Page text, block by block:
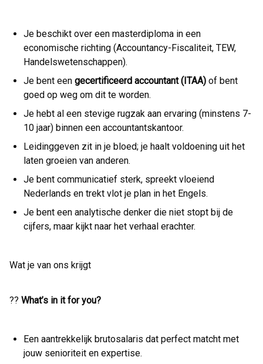
Je beschikt over een masterdiploma in een
economische richting (Accountancy-Fiscaliteit, TEW,
Handelswetenschappen).
Je bent een gecertificeerd accountant (ITAA) of bent
goed op weg om dit te worden.
Je hebt al een stevige rugzak aan ervaring (minstens 7-
10 jaar) binnen een accountantskantoor.
Leidinggeven zit in je bloed; je haalt voldoening uit het
laten groeien van anderen.
Je bent communicatief sterk, spreekt vloeiend
Nederlands en trekt vlot je plan in het Engels.
Je bent een analytische denker die niet stopt bij de
cijfers, maar kijkt naar het verhaal erachter.
Wat je van ons krijgt
?? What’s in it for you?
Een aantrekkelijk brutosalaris dat perfect matcht met
jouw senioriteit en expertise.